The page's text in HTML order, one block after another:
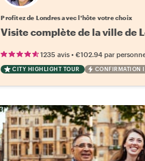
Profitez de Londres avec l'hôte votre choix
Visite complète de la ville de
1235 avis •€102.94 par
CITY HIGHLIGHT TOUR CONFIRMATION